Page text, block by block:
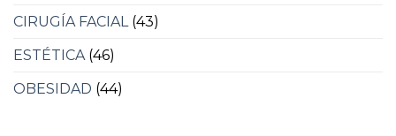
CIRUGÍA FACIAL(43)
ESTÉTICA(46)
OBESIDAD (44)